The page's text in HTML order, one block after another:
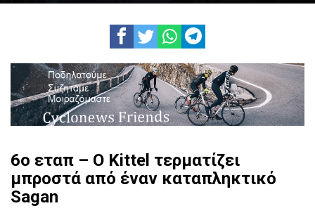
6o εταπ – Ο Kittel τερματίζει
μπροστά από έναν καταπληκτικό
Sagan